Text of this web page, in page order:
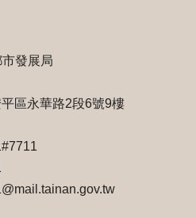
發展局
區永華路2段6號9樓